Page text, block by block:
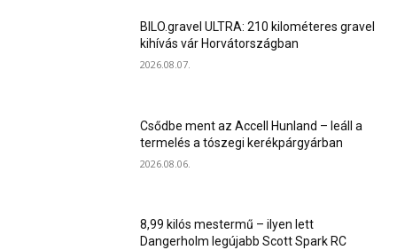
BILO.gravel ULTRA: 210 kilométeres gravel
kihívás vár Horvátországban
2026.08.07.
Csődbe ment az Accell Hunland – leáll a
termelés a tószegi kerékpárgyárban
2026.08.06.
8,99 kilós mestermű – ilyen lett
Dangerholm legújabb Scott Spark RC